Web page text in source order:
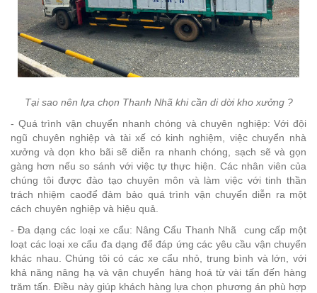
Tại sao nên lựa chọn Thanh Nhã khi cần di dời kho xưởng ?
- Quá trình vận chuyển nhanh chóng và chuyên nghiệp: Với đội
ngũ chuyên nghiệp và tài xế có kinh nghiệm, việc chuyển nhà
xưởng và dọn kho bãi sẽ diễn ra nhanh chóng, sạch sẽ và gọn
gàng hơn nếu so sánh với việc tự thực hiện. Các nhân viên của
chúng tôi được đào tạo chuyên môn và làm việc với tinh thần
trách nhiệm caođể đảm bảo quá trình vận chuyển diễn ra một
cách chuyên nghiệp và hiệu quả.
- Đa dạng các loại xe cẩu: Nâng Cẩu Thanh Nhã cung cấp một
loạt các loại xe cẩu đa dạng để đáp ứng các yêu cầu vận chuyển
khác nhau. Chúng tôi có các xe cẩu nhỏ, trung bình và lớn, với
khả năng nâng hạ và vận chuyển hàng hoá từ vài tấn đến hàng
trăm tấn. Điều này giúp khách hàng lựa chọn phương án phù hợp